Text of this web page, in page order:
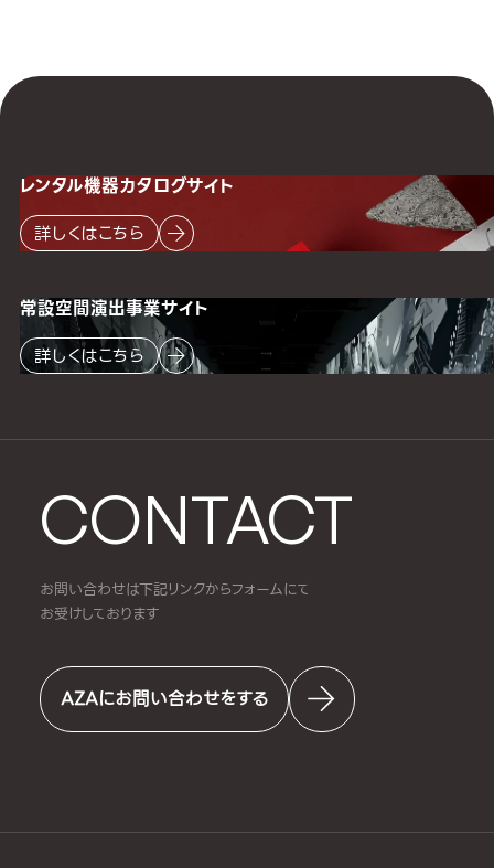
CONTACT
お問い合わせは下記リンクからフォームにて
お受けしております
AZAにお問い合わせをする
レンタル機器カタログサイト
詳しくはこちら
常設空間演出事業サイト
詳しくはこちら